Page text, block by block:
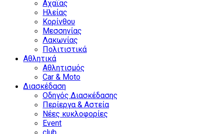
Αχαΐας
Ηλείας
Κορίνθου
Μεσσηνίας
Λακωνίας
Πολιτιστικά
Αθλητικά
Αθλητισμός
Car & Moto
Διασκέδαση
Οδηγός Διασκέδασης
Περίεργα & Αστεία
Νέες κυκλοφορίες
Event